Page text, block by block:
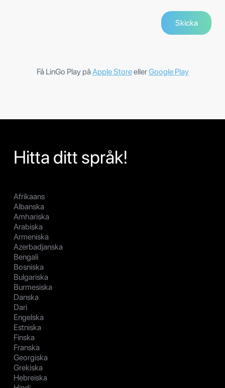
Få LinGo Play påApple StoreellerGoogle Play
Hitta ditt språk!
Afrikaans
Albanska
Amhariska
Arabiska
Armeniska
Azerbadjanska
Bengali
Bosniska
Bulgariska
Burmesiska
Danska
Dari
Engelska
Estniska
Finska
Franska
Georgiska
Grekiska
Hebreiska